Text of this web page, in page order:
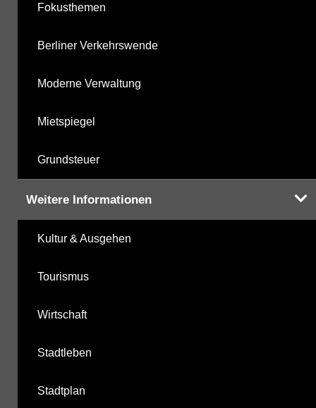
Fokusthemen
Berliner Verkehrswende
Moderne Verwaltung
Mietspiegel
Grundsteuer
Weitere Informationen
Kultur & Ausgehen
Tourismus
Wirtschaft
Stadtleben
Stadtplan